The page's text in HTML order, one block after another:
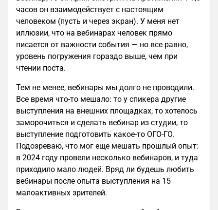
часов он взаимодействует с настоящим
человеком (пусть и через экран). У меня нет
иллюзии, что на вебинарах человек прямо
писается от важности события — но все равно,
уровень погружения гораздо выше, чем при
чтении поста.
Тем не менее, вебинары мы долго не проводили.
Все время что-то мешало: то у спикера другие
выступления на внешних площадках, то хотелось
заморочиться и сделать вебинар из студии, то
выступление подготовить какое-то ОГО-ГО.
Подозреваю, что мог еще мешать прошлый опыт:
в 2024 году провели несколько вебинаров, и туда
приходило мало людей. Вряд ли будешь любить
вебинары после опыта выступления на 15
малоактивных зрителей.